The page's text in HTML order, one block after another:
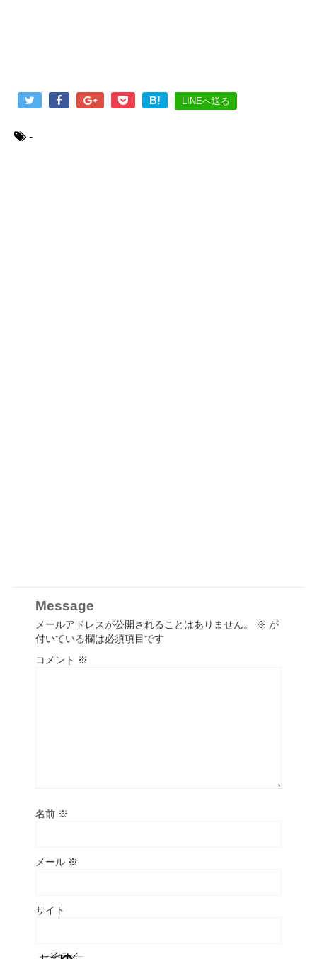
B! LINEへ送る
-
Message
メールアドレスが公開されることはありません。 ※ が
付いている欄は必須項目です
コメント ※
名前 ※
メール ※
サイト